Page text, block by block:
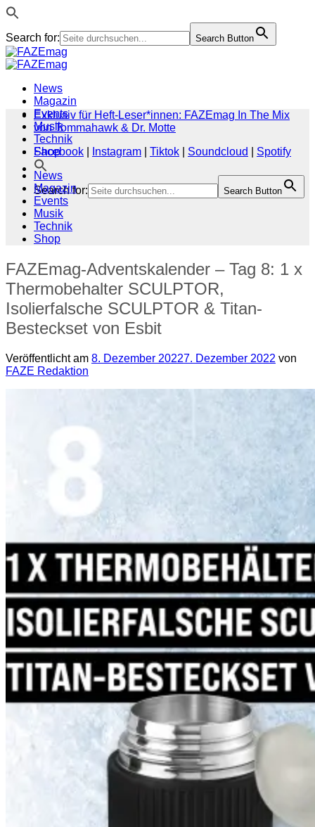
Search for: Search Button
Zum
Inhalt
News
Magazin
Events
Musik
Technik
Shop
Search for: Search Button
Exklusiv für Heft-Leser*innen: FAZEmag In The Mix
von Tommahawk & Dr. Motte
Facebook
Instagram Tiktok Soundcloud
Spotify
News
Magazin
Events
Musik
Technik
Shop
FAZEmag-Adventskalender – Tag 8: 1 x
Thermobehalter SCULPTOR,
Isolierfalsche SCULPTOR & Titan-
Besteckset von Esbit
Veröffentlicht am 8. Dezember 20227. Dezember 2022 von
FAZE Redaktion